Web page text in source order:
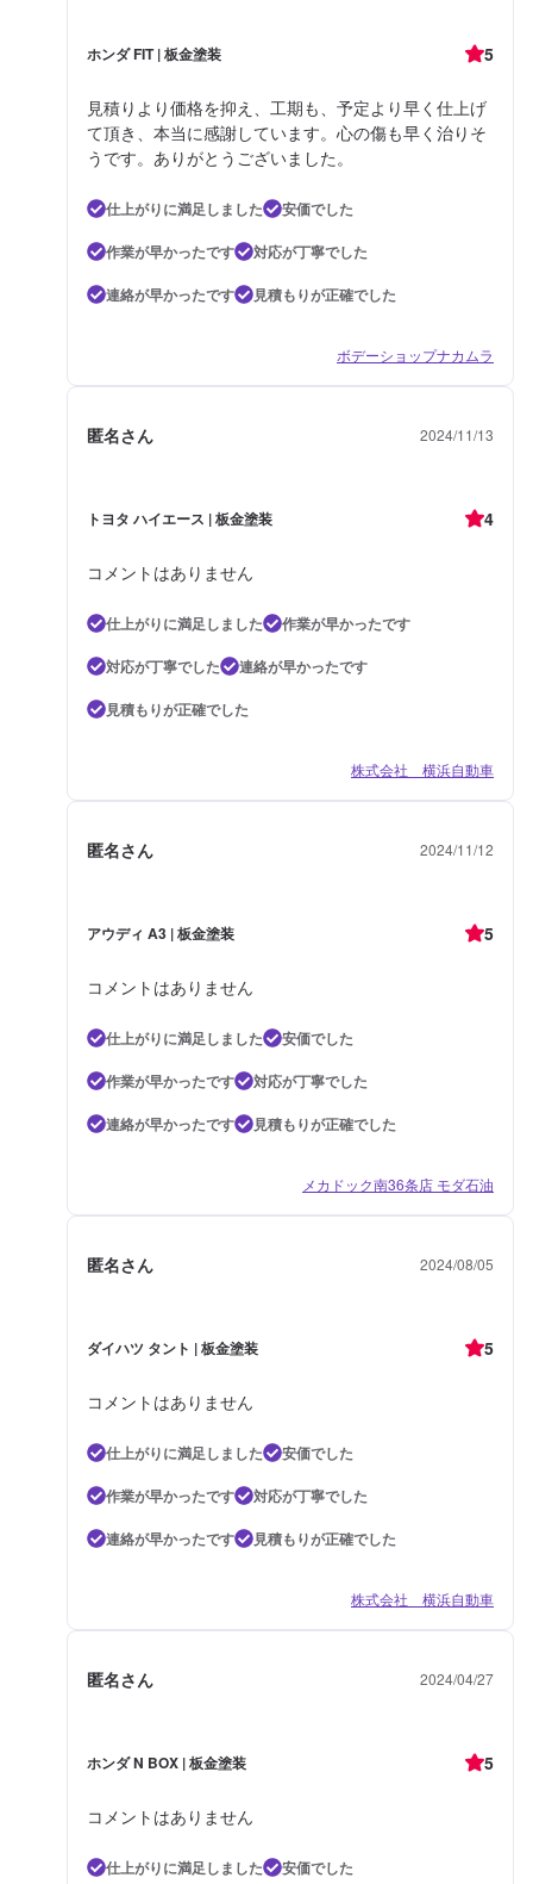
ホンダ FIT | 板金塗装 5
見積りより価格を抑え、工期も、予定より早く仕上げ
て頂き、本当に感謝しています。心の傷も早く治りそ
うです。ありがとうございました。
仕上がりに満足しました
安価でした
作業が早かったです
対応が丁寧でした
連絡が早かったです
見積もりが正確でした
ボデーショップナカムラ
匿名さん 2024/11/13
トヨタ ハイエース | 板金塗装 4
コメントはありません
仕上がりに満足しました
作業が早かったです
対応が丁寧でした
連絡が早かったです
見積もりが正確でした
株式会社 横浜自動車
匿名さん 2024/11/12
アウディ A3 | 板金塗装 5
コメントはありません
仕上がりに満足しました
安価でした
作業が早かったです
対応が丁寧でした
連絡が早かったです
見積もりが正確でした
メカドック南36条店 モダ石油
匿名さん 2024/08/05
ダイハツ タント | 板金塗装 5
コメントはありません
仕上がりに満足しました
安価でした
作業が早かったです
対応が丁寧でした
連絡が早かったです
見積もりが正確でした
株式会社 横浜自動車
匿名さん 2024/04/27
ホンダ N BOX | 板金塗装 5
コメントはありません
仕上がりに満足しました
安価でした